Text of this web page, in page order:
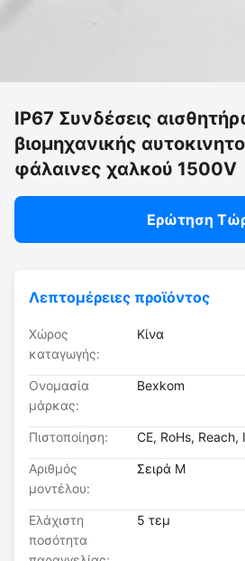
IP67 Συνδέσεις
βιομηχανικής
φάλαινες χαλκού 1500V
Ερώτηση
Λεπτομέρειες προϊόντος
Χώρος
καταγωγής:
Κίνα
Ονομασία
μάρκας:
Bexkom
Πιστοποίηση: CE, RoHs,
Αριθμός
μοντέλου:
Σειρά M
Ελάχιστη
ποσότητα
5 τεμ